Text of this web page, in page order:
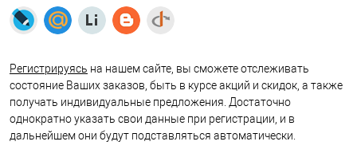
Регистрируясь на нашем сайте, вы сможете отслеживать
состояние Ваших заказов, быть в курсе акций и скидок, а также
получать индивидуальные предложения. Достаточно
однократно указать свои данные при регистрации, и в
дальнейшем они будут подставляться автоматически.